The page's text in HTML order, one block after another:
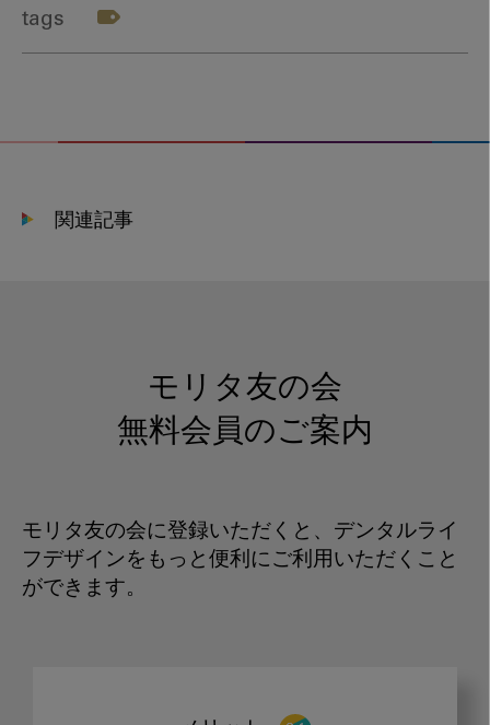
tags
関連記事
モリタ友の会
無料会員のご案内
モリタ友の会に登録いただくと、デンタルライ
フデザインをもっと便利にご利用いただくこと
ができます。